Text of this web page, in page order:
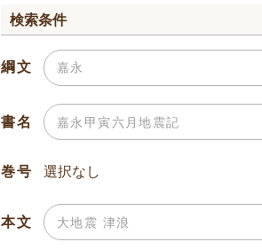
検索条件
綱文
書名
巻号
本文